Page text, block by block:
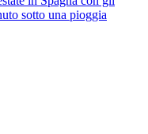
sotto una pioggia